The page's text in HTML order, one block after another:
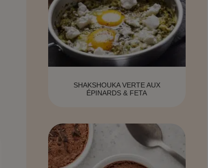
SHAKSHOUKA VERTE AUX
ÉPINARDS & FETA